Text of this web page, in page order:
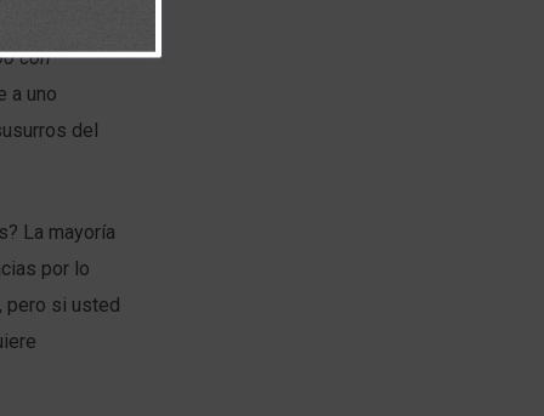
con
a uno
del
La mayoría
por lo
pero si usted